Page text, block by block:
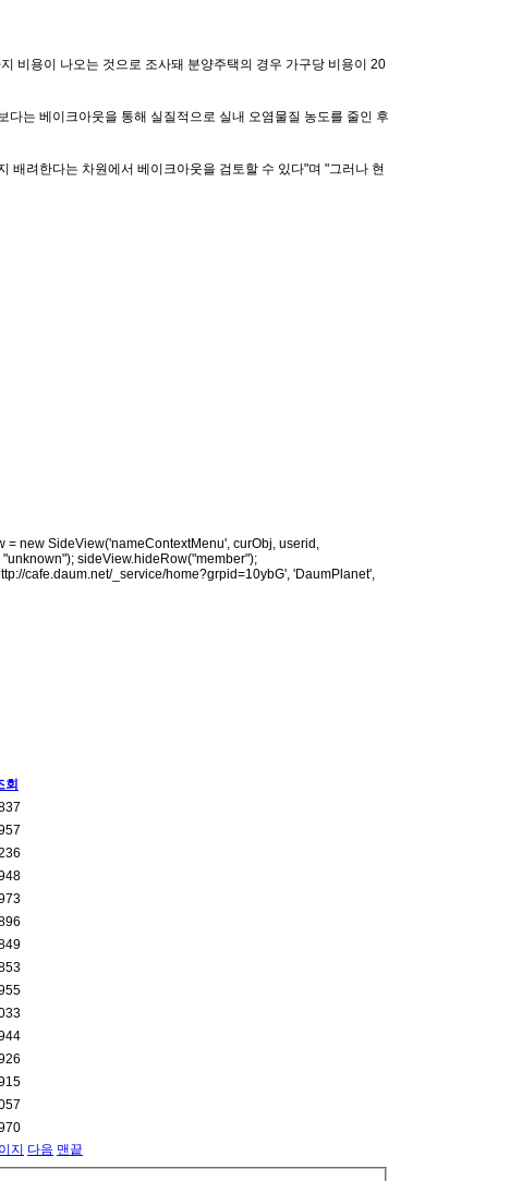
비용이 나오는 것으로 조사돼 분양주택의 경우 가구당 비용이 20
는 베이크아웃을 통해 실질적으로 실내 오염물질 농도를 줄인 후
배려한다는 차원에서 베이크아웃을 검토할 수 있다"며 "그러나 현
new SideView('nameContextMenu', curObj, userid,
sideView.hideRow("member");
cafe.daum.net/_service/home?grpid=10ybG', 'DaumPlanet',
회
지 다음 맨끝